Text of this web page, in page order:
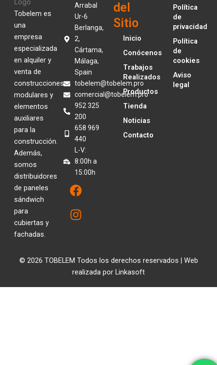
Tobelem es
una
empresa
especializada
en alquiler y
venta de
construcciones
modulares y
elementos
auxiliares
para la
construcción.
Además,
somos
distribuidores
de paneles
sándwich
para
cubiertas y
fachadas.
Arrabal
Ur-6
Berlanga,
2,
Cártama,
Málaga,
Spain
tobelem@tobelem.pro
comercial@tobelem.pro
952 325
200
658 969
440
L-V:
8:00h a
15:00h
F
a
c
e
o
k
I
n
s
t
r
a
del
Sitio
Inicio
Conócenos
Trabajos
Realizados
Productos
Tienda
Noticias
Contacto
Política
de
privacidad
Política
de
cookies
Aviso
legal
© 2026 TOBELEM Todos los derechos reservados | Web
realizada por Linkasoft